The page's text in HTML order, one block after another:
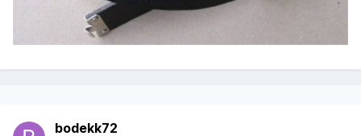
bodekk72